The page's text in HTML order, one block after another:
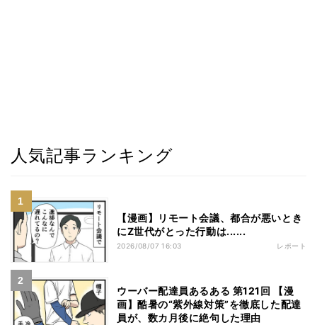
人気記事ランキング
【漫画】リモート会議、都合が悪いとき
にZ世代がとった行動は......
2026/08/07 16:03 レポート
ウーバー配達員あるある 第121回 【漫
画】酷暑の“紫外線対策”を徹底した配達
員が、数カ月後に絶句した理由